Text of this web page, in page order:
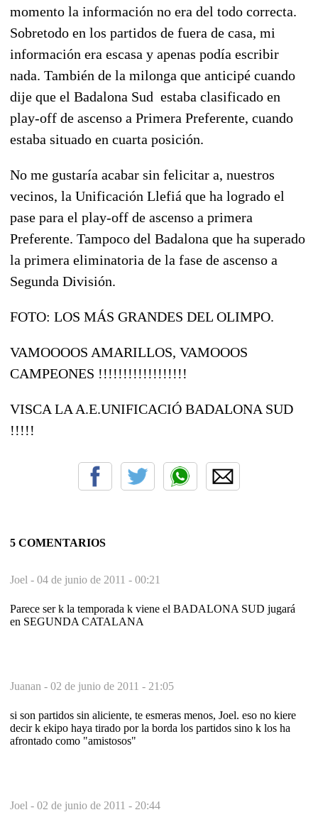
momento la información no era del todo correcta.
Sobretodo en los partidos de fuera de casa, mi
información era escasa y apenas podía escribir
nada. También de la milonga que anticipé cuando
dije que el Badalona Sud estaba clasificado en
play-off de ascenso a Primera Preferente, cuando
estaba situado en cuarta posición.
No me gustaría acabar sin felicitar a, nuestros
vecinos, la Unificación Llefiá que ha logrado el
pase para el play-off de ascenso a primera
Preferente. Tampoco del Badalona que ha superado
la primera eliminatoria de la fase de ascenso a
Segunda División.
FOTO: LOS MÁS GRANDES DEL OLIMPO.
VAMOOOOS AMARILLOS, VAMOOOS
CAMPEONES !!!!!!!!!!!!!!!!!!
VISCA LA A.E.UNIFICACIÓ BADALONA SUD
!!!!!
5 COMENTARIOS
Joel - 04 de junio de 2011 - 00:21
Parece ser k la temporada k viene el BADALONA SUD jugará
en SEGUNDA CATALANA
Juanan - 02 de junio de 2011 - 21:05
si son partidos sin aliciente, te esmeras menos, Joel. eso no kiere
decir k ekipo haya tirado por la borda los partidos sino k los ha
afrontado como "amistosos"
Joel - 02 de junio de 2011 - 20:44